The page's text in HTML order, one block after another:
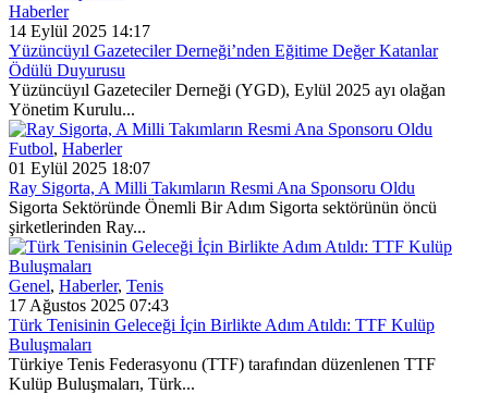
Haberler
14 Eylül 2025 14:17
Yüzüncüyıl Gazeteciler Derneği’nden Eğitime Değer Katanlar
Ödülü Duyurusu
Yüzüncüyıl Gazeteciler Derneği (YGD), Eylül 2025 ayı olağan
Yönetim Kurulu...
Futbol, Haberler
01 Eylül 2025 18:07
Ray Sigorta, A Milli Takımların Resmi Ana Sponsoru Oldu
Sigorta Sektöründe Önemli Bir Adım Sigorta sektörünün öncü
şirketlerinden Ray...
Genel, Haberler, Tenis
17 Ağustos 2025 07:43
Türk Tenisinin Geleceği İçin Birlikte Adım Atıldı: TTF Kulüp
Buluşmaları
Türkiye Tenis Federasyonu (TTF) tarafından düzenlenen TTF
Kulüp Buluşmaları, Türk...